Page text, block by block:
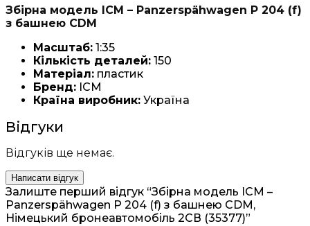
Збірна модель ICM – Panzerspähwagen P 204 (f)
з башнею CDM
Масштаб: 1:35
Кількість деталей: 150
Матеріал: пластик
Бренд: ICM
Країна виробник: Україна
Відгуки
Відгуків ще немає.
Написати відгук
Залиште перший відгук “Збірна модель ICM –
Panzerspähwagen P 204 (f) з башнею CDM,
Німецький бронеавтомобіль 2СВ (35377)”